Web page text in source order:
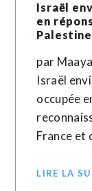
Israël
en
Palestine
par
Israël
occupée
France et
LIRE LA